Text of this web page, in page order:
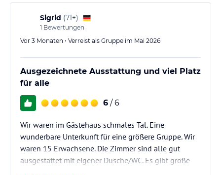
Sigrid (71+)
1 Bewertungen
Vor 3 Monaten • Verreist als Gruppe im Mai 2026
Ausgezeichnete Ausstattung und viel Platz
für alle
6 / 6
Wir waren im Gästehaus schmales Tal. Eine
wunderbare Unterkunft für eine größere Gruppe. Wir
waren 15 Erwachsene. Die Zimmer sind alle gut
ausgestattet mit eigener Dusche/WC. Es gibt große